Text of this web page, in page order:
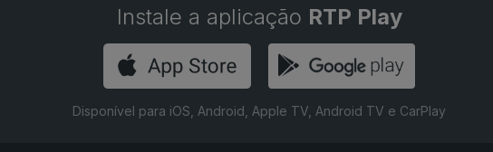
Instale a aplicação RTP Play
Disponível para iOS, Android, Apple TV, Android TV e CarPlay